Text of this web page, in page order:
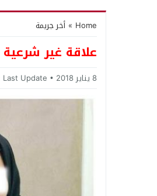
Home
» أخر جريمة
علاقة غير
8 يناير 2018 Last Update :